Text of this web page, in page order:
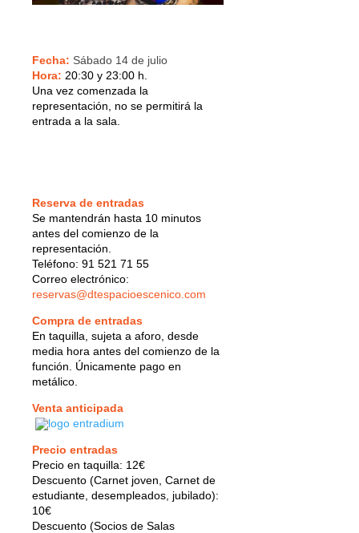
Fecha: Sábado 14 de julio
Hora: 20:30 y 23:00 h.
Una vez comenzada la
representación, no se permitirá la
entrada a la sala.
Reserva de entradas
Se mantendrán hasta 10 minutos
antes del comienzo de la
representación.
Teléfono: 91 521 71 55
Correo electrónico:
reservas@dtespacioescenico.com
Compra de entradas
En taquilla, sujeta a aforo, desde
media hora antes del comienzo de la
función. Únicamente pago en
metálico.
Venta anticipada
Precio entradas
Precio en taquilla: 12€
Descuento (Carnet joven, Carnet de
estudiante, desempleados, jubilado):
10€
Descuento (Socios de Salas